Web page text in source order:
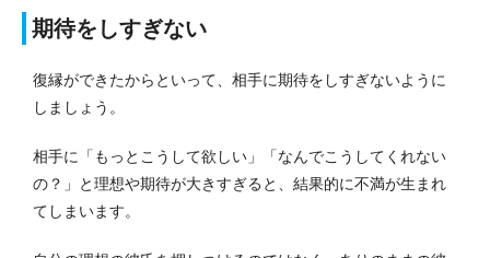
期待をしすぎない
復縁ができたからといって、相手に期待をしすぎないように
しましょう。
相手に「もっとこうして欲しい」「なんでこうしてくれない
の？」と理想や期待が大きすぎると、結果的に不満が生まれ
てしまいます。